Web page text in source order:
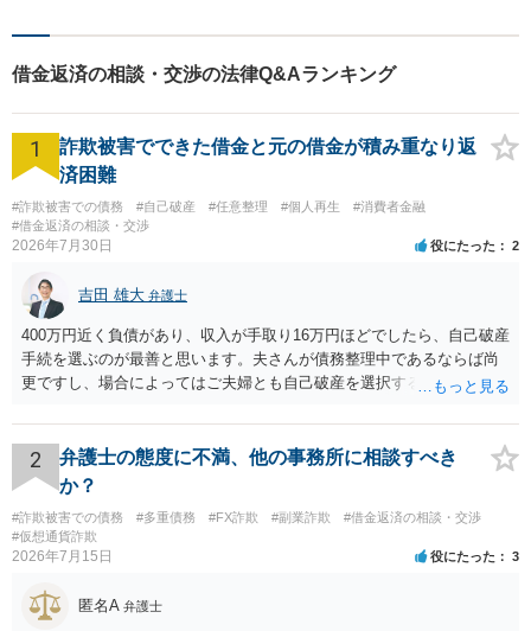
ます。お気軽にご相談くださ
い【隣接駐車場あり】
借金返済の相談・交渉の法律Q&Aランキング
1
詐欺被害でできた借金と元の借金が積み重なり返
済困難
#詐欺被害での債務 #自己破産 #任意整理 #個人再生
#消費者金融
#借金返済の相談・交渉
2026年7月30日 役にたった 2
吉田 雄大 弁護士
400万円近く負債があり、収入が手取り16万円ほどでしたら、自己破産
手続を選ぶのが最善と思います。夫さんが債務整理中であるならば尚
更ですし、場合によってはご夫婦とも自己破産を選択する方法もある
2
弁護士の態度に不満、他の事務所に相談すべき
か？
#詐欺被害での債務 #多重債務 #FX詐欺 #副業詐欺
#借金返済の相談・交渉
#仮想通貨詐欺
2026年7月15日 役にたった 3
匿名A 弁護士